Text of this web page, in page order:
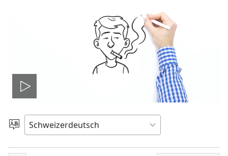
Video
abspielen
Sprache
auswählen